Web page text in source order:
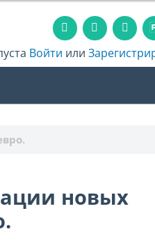
Войти или
новых